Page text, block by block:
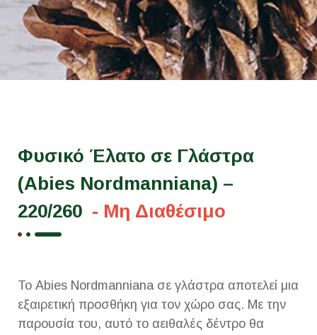
Φυσικό Έλατο σε Γλάστρα
(Abies Νordmanniana) –
220/260 - Μη Διαθέσιμο
Το Abies Νordmanniana σε γλάστρα αποτελεί μια
εξαιρετική προσθήκη για τον χώρο σας. Με την
παρουσία του, αυτό το αειθαλές δέντρο θα